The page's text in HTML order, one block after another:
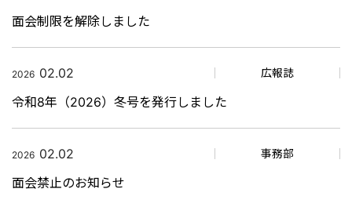
面会制限を解除しました
2026 02.02 広報誌
令和8年（2026）冬号を発行しました
2026 02.02 事務部
面会禁止のお知らせ